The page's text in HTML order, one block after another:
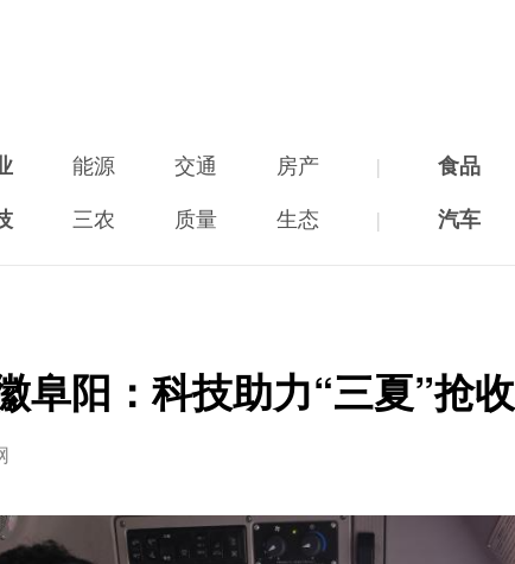
能源 交通 房产 | 食品
三农 质量 生态 | 汽车
阜阳：科技助力“三夏”抢收